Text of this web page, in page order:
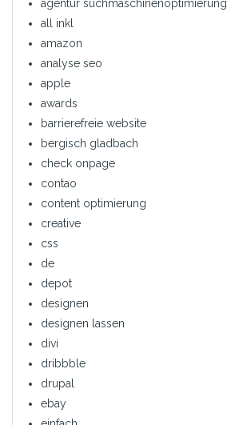
agentur suchmaschinenoptimierung
all inkl
amazon
analyse seo
apple
awards
barrierefreie website
bergisch gladbach
check onpage
contao
content optimierung
creative
css
de
depot
designen
designen lassen
divi
dribbble
drupal
ebay